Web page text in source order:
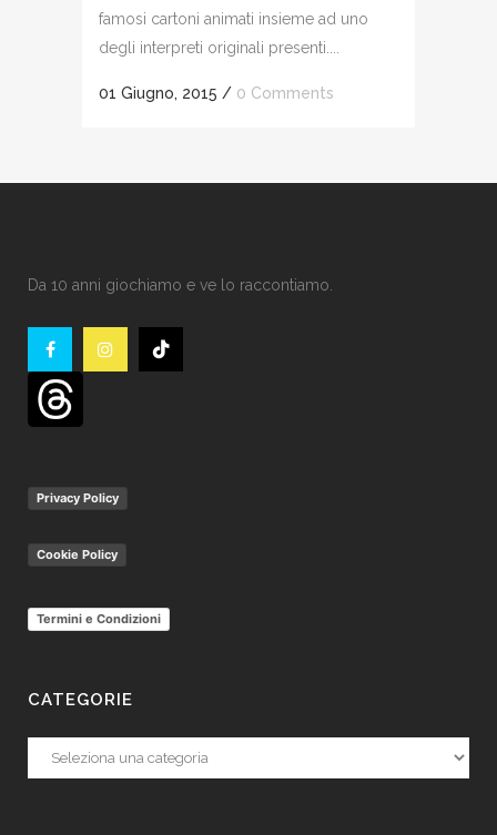
famosi cartoni animati insieme ad uno
degli interpreti originali presenti....
01 Giugno, 2015 / 0 Comments
Da 10 anni giochiamo e ve lo raccontiamo.
Privacy Policy
Cookie Policy
Termini e Condizioni
CATEGORIE
Categorie